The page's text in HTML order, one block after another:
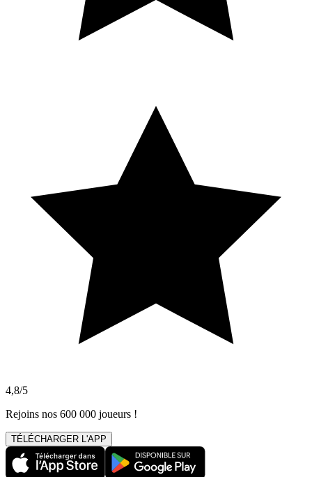
4,8/5
Rejoins nos 600 000 joueurs !
TÉLÉCHARGER L'APP